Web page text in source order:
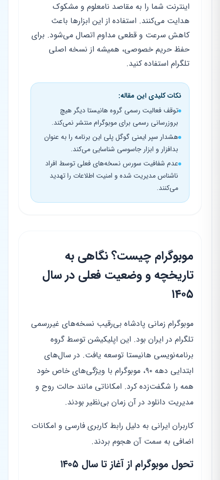
اینترنت شما را به مقاصد نامعلوم و مشکوک
هدایت می‌کنند. استفاده از این ابزارها باعث
کاهش سرعت و قطعی مداوم اتصال می‌شود. برای
حفظ حریم خصوصی، همیشه از نسخه اصلی
تلگرام استفاده کنید.
نکات کلیدی این مقاله:
توقف فعالیت رسمی گروه هانیستا دیگر هیچ
بروزرسانی رسمی برای موبوگرام منتشر نمی‌کند.
هشدار سپر ایمنی گوگل پلی این برنامه را به عنوان
بدافزار و ابزار جاسوسی شناسایی می‌کند.
عدم شفافیت سورس نسخه‌های فعلی توسط افراد
ناشناس مدیریت شده و امنیت اطلاعات را تهدید
می‌کنند.
موبوگرام چیست؟ نگاهی به
تاریخچه و وضعیت فعلی در سال
۱۴۰۵
موبوگرام زمانی پادشاه بی‌رقیب نسخه‌های غیررسمی
تلگرام در ایران بود. این اپلیکیشن توسط گروه
برنامه‌نویسی هانیستا توسعه یافت. در سال‌های
ابتدایی دهه ۹۰، موبوگرام با ویژگی‌های خاص خود
همه را شگفت‌زده کرد. امکاناتی مانند حالت روح و
مدیریت دانلود در آن زمان بی‌نظیر بودند.
کاربران ایرانی به دلیل رابط کاربری فارسی و امکانات
اضافی به سمت آن هجوم بردند.
تحول موبوگرام از آغاز تا سال ۱۴۰۵